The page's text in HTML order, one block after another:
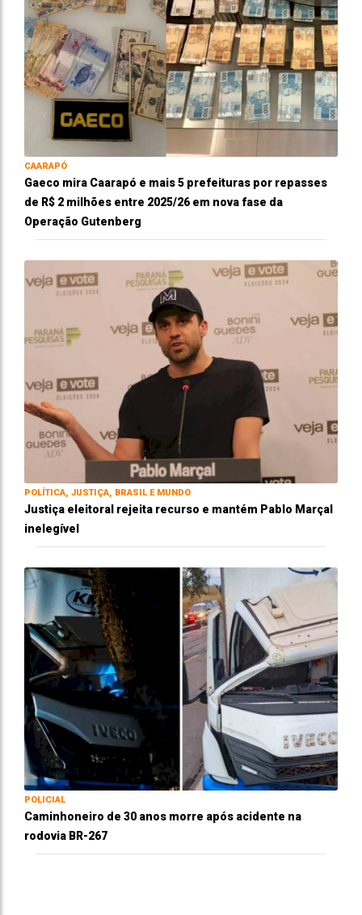
CAARAPÓ
Gaeco mira Caarapó e mais 5 prefeituras por repasses
de R$ 2 milhões entre 2025/26 em nova fase da
Operação Gutenberg
POLÍTICA, JUSTIÇA, BRASIL E MUNDO
Justiça eleitoral rejeita recurso e mantém Pablo Marçal
inelegível
POLICIAL
Caminhoneiro de 30 anos morre após acidente na
rodovia BR-267